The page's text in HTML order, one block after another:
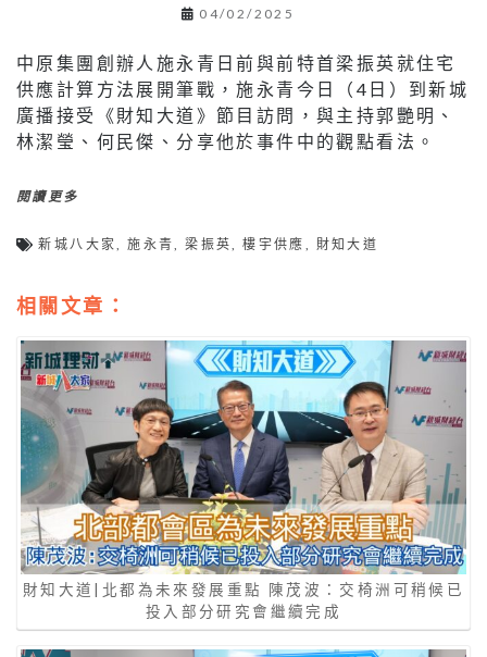
04/02/2025
中原集團創辦人施永青日前與前特首梁振英就住宅
供應計算方法展開筆戰，施永青今日（4日）到新城
廣播接受《財知大道》節目訪問，與主持郭艷明、
林潔瑩、何民傑、分享他於事件中的觀點看法。
閱讀更多
新城八大家,施永青,梁振英,樓宇供應 , 財知大道
相關文章：
財知大道|北都為未來發展重點 陳茂波：交椅洲可稍候已
投入部分研究會繼續完成